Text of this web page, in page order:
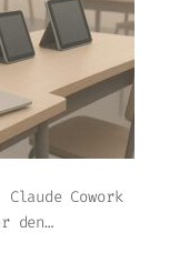
Cowork
den…